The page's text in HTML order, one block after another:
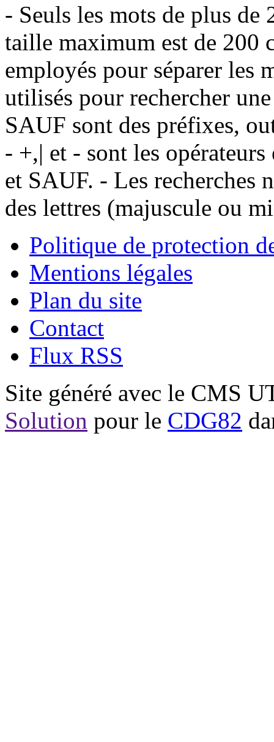
- Seuls les mots de plus de
taille maximum est de 200
employés pour séparer les
utilisés pour rechercher
SAUF sont des préfixes,
- +,| et - sont les
et SAUF. - Les recherches
des lettres (majuscule ou
Politique de protection
Mentions légales
Plan du site
Contact
Flux RSS
Site généré avec le CMS
Solution pour le CDG82